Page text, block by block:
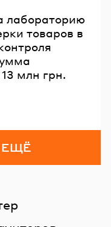
лабораторию
товаров в
млн грн.
ЕЩЁ